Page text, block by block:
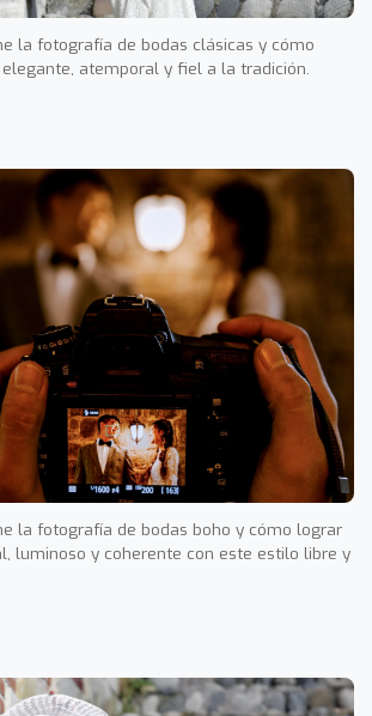
la fotografía de bodas clásicas y cómo
atemporal y fiel a la tradición.
la fotografía de bodas boho y cómo lograr
luminoso y coherente con este estilo libre y